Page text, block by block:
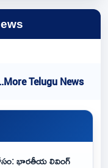
..More Telugu News
భారతీయ లివింగ్